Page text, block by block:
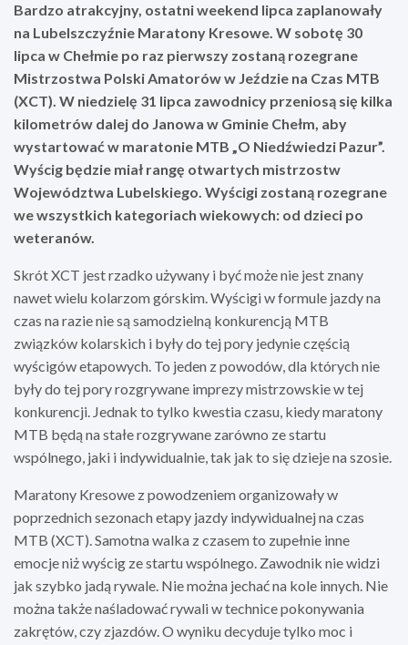
Bardzo atrakcyjny, ostatni weekend lipca zaplanowały
na Lubelszczyźnie Maratony Kresowe. W sobotę 30
lipca w Chełmie po raz pierwszy zostaną rozegrane
Mistrzostwa Polski Amatorów w Jeździe na Czas MTB
(XCT). W niedzielę 31 lipca zawodnicy przeniosą się kilka
kilometrów dalej do Janowa w Gminie Chełm, aby
wystartować w maratonie MTB „O Niedźwiedzi Pazur”.
Wyścig będzie miał rangę otwartych mistrzostw
Województwa Lubelskiego. Wyścigi zostaną rozegrane
we wszystkich kategoriach wiekowych: od dzieci po
weteranów.
Skrót XCT jest rzadko używany i być może nie jest znany
nawet wielu kolarzom górskim. Wyścigi w formule jazdy na
czas na razie nie są samodzielną konkurencją MTB
związków kolarskich i były do tej pory jedynie częścią
wyścigów etapowych. To jeden z powodów, dla których nie
były do tej pory rozgrywane imprezy mistrzowskie w tej
konkurencji. Jednak to tylko kwestia czasu, kiedy maratony
MTB będą na stałe rozgrywane zarówno ze startu
wspólnego, jaki i indywidualnie, tak jak to się dzieje na szosie.
Maratony Kresowe z powodzeniem organizowały w
poprzednich sezonach etapy jazdy indywidualnej na czas
MTB (XCT). Samotna walka z czasem to zupełnie inne
emocje niż wyścig ze startu wspólnego. Zawodnik nie widzi
jak szybko jadą rywale. Nie można jechać na kole innych. Nie
można także naśladować rywali w technice pokonywania
zakrętów, czy zjazdów. O wyniku decyduje tylko moc i